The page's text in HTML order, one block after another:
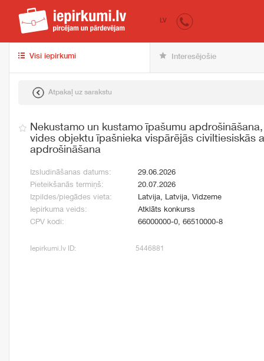
iepirkumi.lv
LV
Visi iepirkumi Interesējošie
Atpakaļ uz sarakstu
Nekustamo un kustamo īpašumu
vides objektu īpašnieka vispārējās civiltiesiskās
apdrošināšana
Izsludināšanas datums:
29.06.2026
Pieteikšanās termiņš:
20.07.2026
Izpildes/piegādes vieta:
Latvija, Latvija, Vidzeme
Iepirkuma veids:
Atklāts konkurss
CPV kodi:
66000000-0, 66510000-8
Iepirkumi.lv ID: 5446881